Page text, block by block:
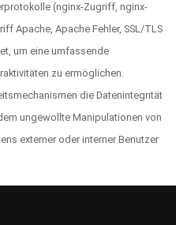
(nginx-Zugriff, nginx-
Apache, Apache Fehler, SSL/TLS
um eine umfassende
zu ermöglichen.
die Datenintegrität
ungewollte Manipulationen von
externer oder interner Benutzer